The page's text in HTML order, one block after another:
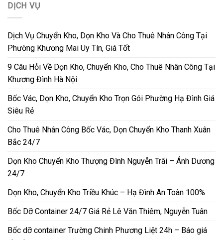
DỊCH VỤ
Dịch Vụ Chuyển Kho, Dọn Kho Và Cho Thuê Nhân Công Tại
Phường Khương Mai Uy Tín, Giá Tốt
9 Câu Hỏi Về Dọn Kho, Chuyển Kho, Cho Thuê Nhân Công Tại
Khương Đình Hà Nội
Bốc Vác, Dọn Kho, Chuyển Kho Trọn Gói Phường Hạ Đình Giá
Siêu Rẻ
Cho Thuê Nhân Công Bốc Vác, Dọn Chuyển Kho Thanh Xuân
Bắc 24/7
Dọn Kho Chuyển Kho Thượng Đình Nguyễn Trãi – Ánh Dương
24/7
Dọn Kho, Chuyển Kho Triều Khúc – Hạ Đình An Toàn 100%
Bốc Dỡ Container 24/7 Giá Rẻ Lê Văn Thiêm, Nguyễn Tuân
Bốc dỡ container Trường Chinh Phương Liệt 24h – Báo giá